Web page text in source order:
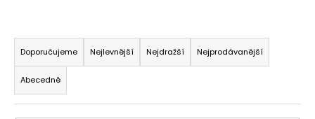
Ř
a
z
e
n
Doporučujeme Nejlevnější Nejdražší Nejprodávanější
Abecedně
DESERT
SHIP
10ML
154
Kč
Původně: